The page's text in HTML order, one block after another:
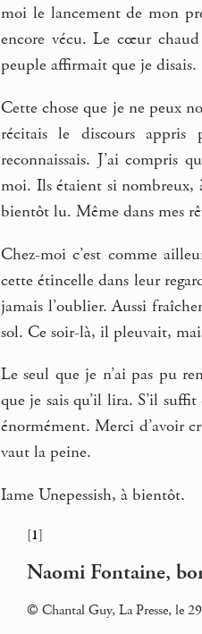
moi le lancement de mon
encore vécu. Le cœur
peuple affirmait que je disais.
Cette chose que je ne peux
récitais le discours appris
reconnaissais. J’ai compris
moi. Ils étaient si nombreux,
bientôt lu. Même dans mes
Chez-moi c’est comme
cette étincelle dans leur
jamais l’oublier. Aussi
sol. Ce soir-là, il pleuvait,
Le seul que je n’ai pas pu
que je sais qu’il lira. S’il
énormément. Merci d’avoir
vaut la peine.
Iame Unepessish, à bientôt.
[1]
Naomi Fontaine,
© Chantal Guy, La Presse, le